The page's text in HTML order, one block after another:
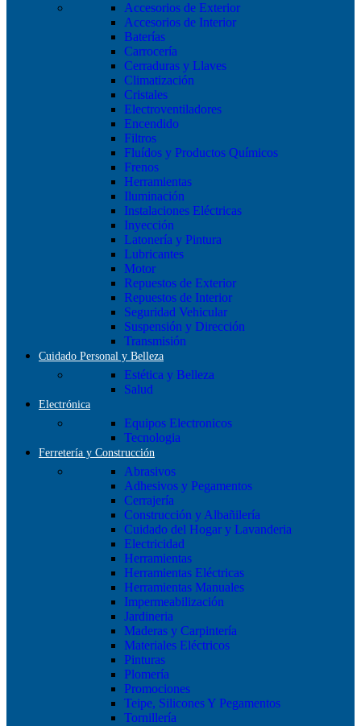
Accesorios de Exterior
Accesorios de Interior
Baterías
Carrocería
Cerraduras y Llaves
Climatización
Cristales
Electroventiladores
Encendido
Filtros
Fluídos y Productos Químicos
Frenos
Herramientas
Iluminación
Instalaciones Eléctricas
Inyección
Latonería y Pintura
Lubricantes
Motor
Repuestos de Exterior
Repuestos de Interior
Seguridad Vehicular
Suspensión y Dirección
Transmisión
Cuidado Personal y Belleza
Estética y Belleza
Salud
Electrónica
Equipos Electronicos
Tecnologia
Ferretería y Construcción
Abrasivos
Adhesivos y Pegamentos
Cerrajería
Construcción y Albañilería
Cuidado del Hogar y Lavanderia
Electricidad
Herramientas
Herramientas Eléctricas
Herramientas Manuales
Impermeabilización
Jardineria
Maderas y Carpintería
Materiales Eléctricos
Pinturas
Plomería
Promociones
Teipe, Silicones Y Pegamentos
Tornillería